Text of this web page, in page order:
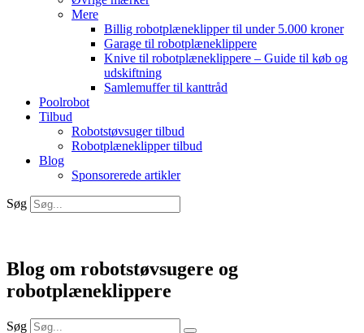
Mere
Billig robotplæneklipper til under 5.000 kroner
Garage til robotplæneklippere
Knive til robotplæneklippere – Guide til køb og
udskiftning
Samlemuffer til kanttråd
Poolrobot
Tilbud
Robotstøvsuger tilbud
Robotplæneklipper tilbud
Blog
Sponsorerede artikler
Søg
Blog om robotstøvsugere og
robotplæneklippere
Søg